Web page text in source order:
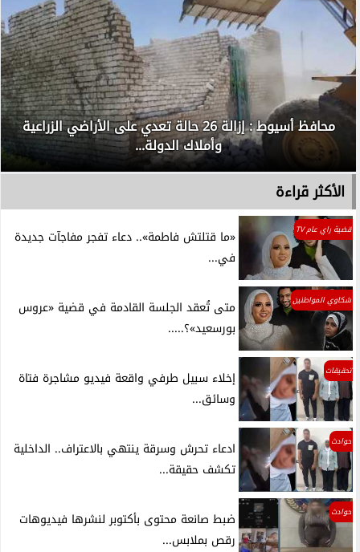
محافظ أسيوط : إزالة 26 حالة تعدي على الأراضي الزراعية
وأملاك الدولة...
الأكثر قراءة
قضية راي عام TV
«ما قتلتش فاطمة».. دعاء تفجر مفاجآت جديدة
في...
شكاوي المواطنين
متى تُعقد الجلسة القادمة في قضية «عروس
بورسعيد»؟.....
تحقيقات
إخلاء سبيل طرفي واقعة فيديو مشاجرة فتاة
وسائق...
حوادث
ادعاء تحرش وسرقة ينتهي بالاعتراف.. الداخلية
تكشف حقيقة...
حوادث
ضبط صانعة محتوى بأكتوبر لنشرها فيديوهات
رقص بملابس...